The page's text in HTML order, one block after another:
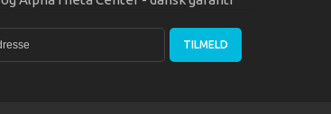
TILMELD